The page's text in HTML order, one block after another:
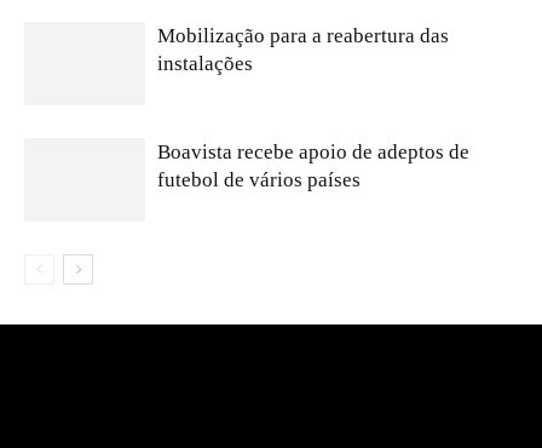
Mobilização para a reabertura das
instalações
Boavista recebe apoio de adeptos de
futebol de vários países